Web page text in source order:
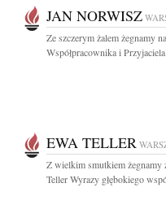
JAN NORWISZ
Ze szczerym żalem żegnamy
Współpracownika i
EWA TELLER
Z wielkim smutkiem żegnamy
Teller Wyrazy głębokiego